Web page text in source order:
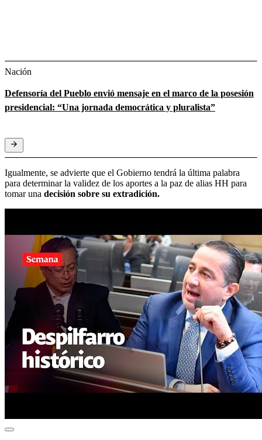
Nación
Defensoría del Pueblo envió mensaje en el marco de la posesión
presidencial: “Una jornada democrática y pluralista”
Igualmente, se advierte que el Gobierno tendrá la última palabra
para determinar la validez de los aportes a la paz de alias HH para
tomar una decisión sobre su extradición.